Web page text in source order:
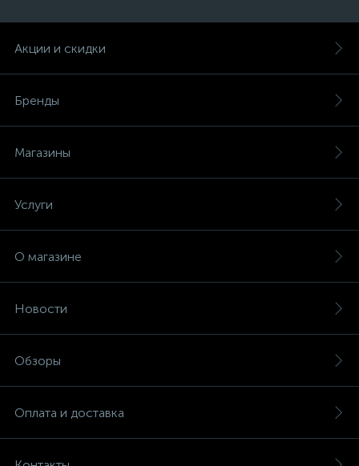
Акции и скидки
Бренды
Магазины
Услуги
О магазине
Новости
Обзоры
Оплата и доставка